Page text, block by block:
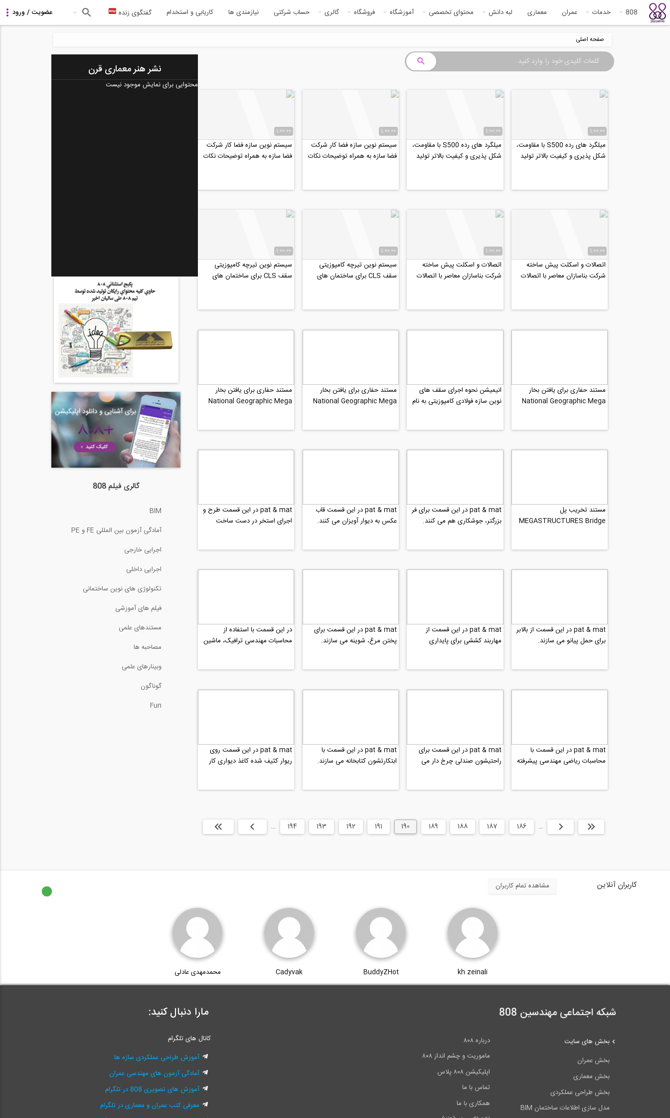
808 خدمات عمران معماری لبه دانش محتوای تخصصی آموزشگاه فروشگاه گالری حساب شرکتی نیازمندی ها کاریابی و استخدام گفتگوی زنده
صفحه اصلی
1:00:00
میلگرد های رده S500 با مقاومت،
شکل پذیری و کیفیت بالاتر تولید
1:00:00
میلگرد های رده S500 با مقاومت،
شکل پذیری و کیفیت بالاتر تولید
1:00:00
سیستم نوین سازه فضا کار شرکت
فضا سازه به همراه توضیحات نکات
1:00:00
سیستم نوین سازه فضا کار شرکت
فضا سازه به همراه توضیحات نکات
1:00:00
اتصالات و اسکلت پیش ساخته
شرکت بناسازان معاصر با اتصالات
1:00:00
اتصالات و اسکلت پیش ساخته
شرکت بناسازان معاصر با اتصالات
1:00:00
سیستم نوین تیرچه کامپوزیتی
سقف CLS برای ساختمان های
1:00:00
سیستم نوین تیرچه کامپوزیتی
سقف CLS برای ساختمان های
مستند حفاری برای یافتن بخار
National Geographic Mega
انیمیشن نحوه اجرای سقف های
نوین سازه فولادی کامپوزیتی به نام
مستند حفاری برای یافتن بخار
National Geographic Mega
مستند حفاری برای یافتن بخار
National Geographic Mega
مستند تخریب پل
MEGASTRUCTURES Bridge
pat & mat در این قسمت برای فر
بزرگتر، جوشکاری هم می کنند.
pat & mat در این قسمت قاب
عکس به دیوار آویزان می کنند.
pat & mat در این قسمت طرح و
اجرای استخر در دست ساخت
pat & mat در این قسمت از بالابر
برای حمل پیانو می سازند.
pat & mat در این قسمت از
مهاربند کششی برای پایداری
pat & mat در این قسمت برای
پختن مرغ، شوینه می سازند.
در این قسمت با استفاده از
محاسبات مهندسی ترافیک، ماشین
pat & mat در این قسمت با
محاسبات ریاضی مهندسی پیشرفته
pat & mat در این قسمت برای
راحتیشون صندلی چرخ دار می
pat & mat در این قسمت با
ابتکارتشون کتابخانه می سازند.
pat & mat در این قسمت روی
ریوار کثیف شده کاغذ دیواری کار
ابتدا قبلی …
186
187
188
189
190
191
192
193
194
… بعدی انتها »
نشر هنر معماری قرن
محتوایی برای نمایش موجود نیست
گالری فیلم 808
BIM
آمادگی آزمون بین المللی FE و PE
اجرایی خارجی
اجرایی داخلی
تکنولوژی های نوین ساختمانی
فیلم های آموزشی
مستندهای علمی
مصاحبه ها
وبینارهای علمی
گوناگون
Fun
کاربران آنلاین مشاهده تمام کاربران
kh zeinali
BuddyZHot
Cadyvak محمدمهدی عادلی
شبکه اجتماعی مهندسین 808
درباره ۸۰۸
ماموریت و چشم انداز ۸۰۸
اپلیکیشن ۸۰۸ پلاس
تماس با ما
همکاری با ما
بخش های سایت
بخش عمران
بخش معماری
بخش طراحی عملکردی
مدل سازی اطلاعات ساختمان BIM
مارا دنبال کنید:
کانال های تلگرام
آموزش طراحی عملکردی سازه ها
آمادگی آزمون های مهندسی عمران
آموزش های تصویری 808 در تلگرام
معرفی کتب عمران و معماری در تلگرام